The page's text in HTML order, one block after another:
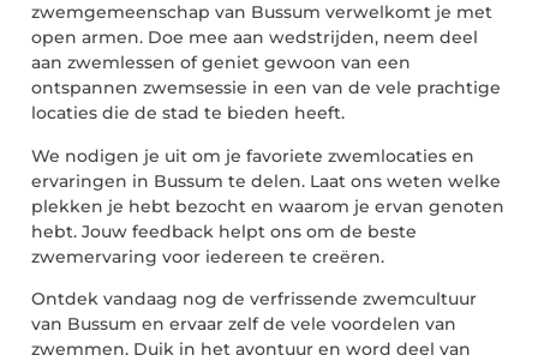
zwemgemeenschap van Bussum verwelkomt je met
open armen. Doe mee aan wedstrijden, neem deel
aan zwemlessen of geniet gewoon van een
ontspannen zwemsessie in een van de vele prachtige
locaties die de stad te bieden heeft.
We nodigen je uit om je favoriete zwemlocaties en
ervaringen in Bussum te delen. Laat ons weten welke
plekken je hebt bezocht en waarom je ervan genoten
hebt. Jouw feedback helpt ons om de beste
zwemervaring voor iedereen te creëren.
Ontdek vandaag nog de verfrissende zwemcultuur
van Bussum en ervaar zelf de vele voordelen van
zwemmen. Duik in het avontuur en word deel van